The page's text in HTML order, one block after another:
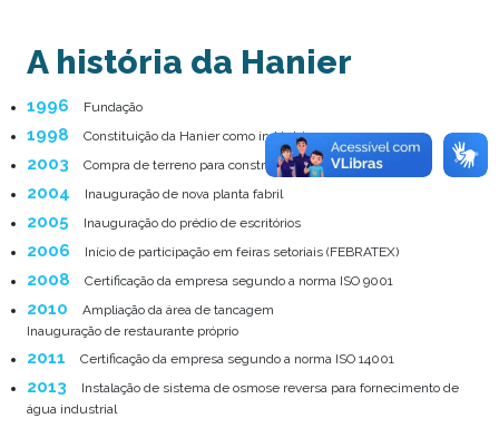
A história da Hanier
1996 Fundação
1998 Constituição da Hanier como indústria
2003 Compra de terreno para construção de unidade própria
2004 Inauguração de nova planta fabril
2005 Inauguração do prédio de escritórios
2006 Início de participação em feiras setoriais (FEBRATEX)
2008 Certificação da empresa segundo a norma ISO 9001
2010
Ampliação da área de tancagem
Inauguração de restaurante próprio
2011 Certificação da empresa segundo a norma ISO 14001
2013
Instalação de sistema de osmose reversa para fornecimento de
água industrial